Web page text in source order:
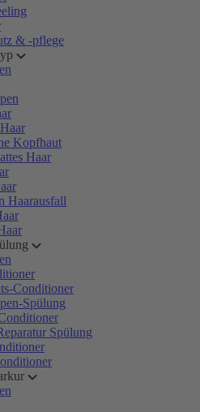
& -pflege
Kopfhaut
Haar
Haarausfall
Conditioner
Spülung
Spülung